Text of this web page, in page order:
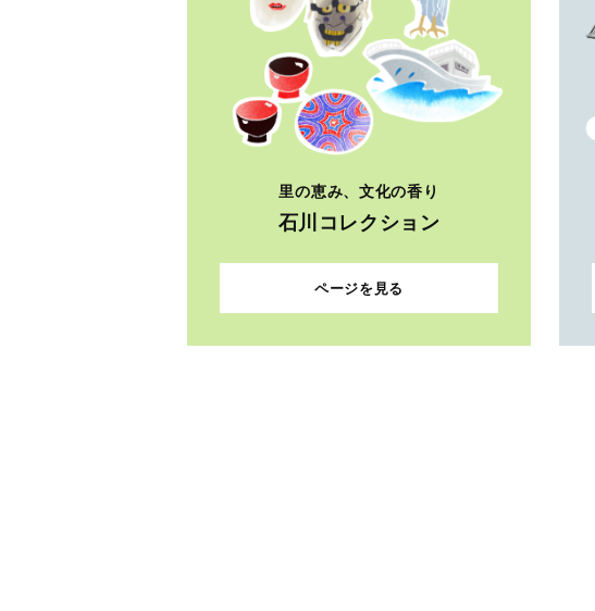
里の恵み、文化の香り
石川コレクション
ページを見る